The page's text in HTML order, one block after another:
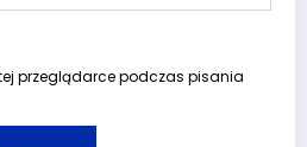
przeglądarce podczas pisania